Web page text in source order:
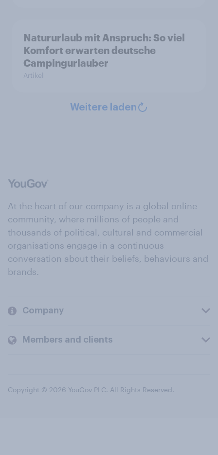
Natururlaub mit Anspruch: So viel
Komfort erwarten deutsche
Campingurlauber
Artikel
Weitere laden
At the heart of our company is a global online
community, where millions of people and
thousands of political, cultural and commercial
organisations engage in a continuous
conversation about their beliefs, behaviours and
brands.
Company
Members and clients
Copyright © 2026 YouGov PLC. All Rights Reserved.